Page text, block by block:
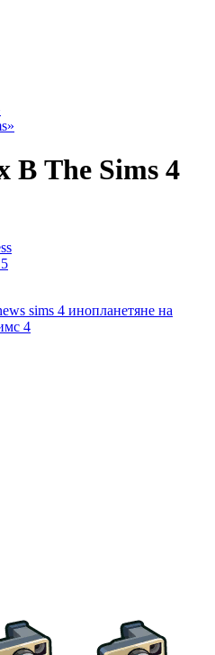
В The Sims 4
sims 4 инопланетяне на
4